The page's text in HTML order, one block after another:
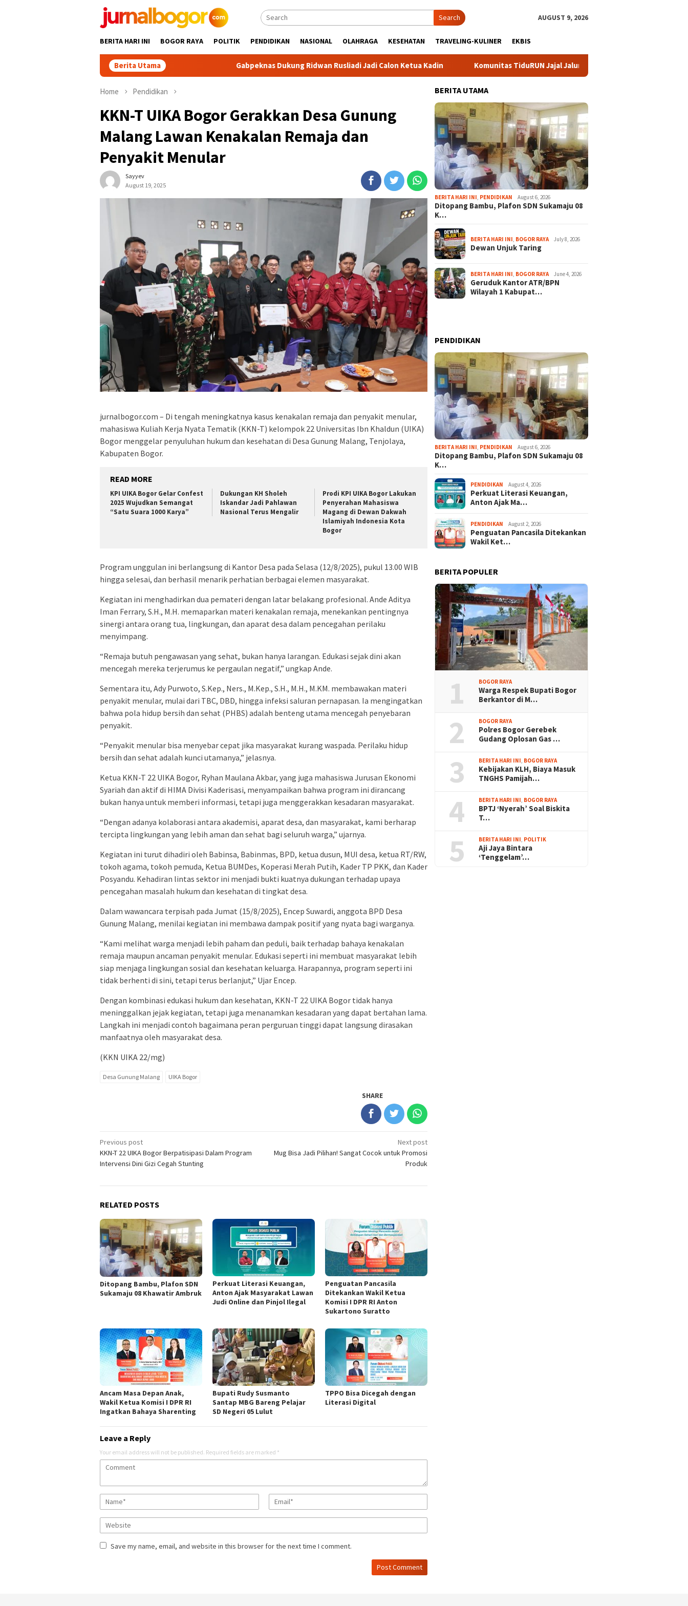
Search AUGUST 9, 2026
BERITA HARI INI BOGOR RAYA POLITIK PENDIDIKAN NASIONAL OLAHRAGA KESEHATAN TRAVELING-KULINER EKBIS
Berita Utama Gabpeknas Dukung Ridwan Rusliadi Jadi Calon Ketua Kadin Komunitas TiduRUN Jajal Jalur Baru Trekking dan Trail Run
Home Pendidikan
KKN-T UIKA Bogor Gerakkan Desa Gunung
Malang Lawan Kenakalan Remaja dan
Penyakit Menular
Sayyev
August 19, 2025
jurnalbogor.com – Di tengah meningkatnya kasus kenakalan remaja dan penyakit menular,
mahasiswa Kuliah Kerja Nyata Tematik (KKN-T) kelompok 22 Universitas Ibn Khaldun (UIKA)
Bogor menggelar penyuluhan hukum dan kesehatan di Desa Gunung Malang, Tenjolaya,
Kabupaten Bogor.
READ MORE
KPI UIKA Bogor Gelar Confest
2025 Wujudkan Semangat
“Satu Suara 1000 Karya”
Dukungan KH Sholeh
Iskandar Jadi Pahlawan
Nasional Terus Mengalir
Prodi KPI UIKA Bogor Lakukan
Penyerahan Mahasiswa
Magang di Dewan Dakwah
Islamiyah Indonesia Kota
Bogor
Program unggulan ini berlangsung di Kantor Desa pada Selasa (12/8/2025), pukul 13.00 WIB
hingga selesai, dan berhasil menarik perhatian berbagai elemen masyarakat.
Kegiatan ini menghadirkan dua pemateri dengan latar belakang profesional. Ande Aditya
Iman Ferrary, S.H., M.H. memaparkan materi kenakalan remaja, menekankan pentingnya
sinergi antara orang tua, lingkungan, dan aparat desa dalam pencegahan perilaku
menyimpang.
“Remaja butuh pengawasan yang sehat, bukan hanya larangan. Edukasi sejak dini akan
mencegah mereka terjerumus ke pergaulan negatif,” ungkap Ande.
Sementara itu, Ady Purwoto, S.Kep., Ners., M.Kep., S.H., M.H., M.KM. membawakan materi
penyakit menular, mulai dari TBC, DBD, hingga infeksi saluran pernapasan. Ia mengingatkan
bahwa pola hidup bersih dan sehat (PHBS) adalah benteng utama mencegah penyebaran
penyakit.
“Penyakit menular bisa menyebar cepat jika masyarakat kurang waspada. Perilaku hidup
bersih dan sehat adalah kunci utamanya,” jelasnya.
Ketua KKN-T 22 UIKA Bogor, Ryhan Maulana Akbar, yang juga mahasiswa Jurusan Ekonomi
Syariah dan aktif di HIMA Divisi Kaderisasi, menyampaikan bahwa program ini dirancang
bukan hanya untuk memberi informasi, tetapi juga menggerakkan kesadaran masyarakat.
“Dengan adanya kolaborasi antara akademisi, aparat desa, dan masyarakat, kami berharap
tercipta lingkungan yang lebih aman dan sehat bagi seluruh warga,” ujarnya.
Kegiatan ini turut dihadiri oleh Babinsa, Babinmas, BPD, ketua dusun, MUI desa, ketua RT/RW,
tokoh agama, tokoh pemuda, Ketua BUMDes, Koperasi Merah Putih, Kader TP PKK, dan Kader
Posyandu. Kehadiran lintas sektor ini menjadi bukti kuatnya dukungan terhadap upaya
pencegahan masalah hukum dan kesehatan di tingkat desa.
Dalam wawancara terpisah pada Jumat (15/8/2025), Encep Suwardi, anggota BPD Desa
Gunung Malang, menilai kegiatan ini membawa dampak positif yang nyata bagi warganya.
“Kami melihat warga menjadi lebih paham dan peduli, baik terhadap bahaya kenakalan
remaja maupun ancaman penyakit menular. Edukasi seperti ini membuat masyarakat lebih
siap menjaga lingkungan sosial dan kesehatan keluarga. Harapannya, program seperti ini
tidak berhenti di sini, tetapi terus berlanjut,” Ujar Encep.
Dengan kombinasi edukasi hukum dan kesehatan, KKN-T 22 UIKA Bogor tidak hanya
meninggalkan jejak kegiatan, tetapi juga menanamkan kesadaran yang dapat bertahan lama.
Langkah ini menjadi contoh bagaimana peran perguruan tinggi dapat langsung dirasakan
manfaatnya oleh masyarakat desa.
(KKN UIKA 22/mg)
Desa Gunung Malang UIKA Bogor
SHARE
Post
navigation
Previous post
KKN-T 22 UIKA Bogor Berpatisipasi Dalam Program
Intervensi Dini Gizi Cegah Stunting
Next post
Mug Bisa Jadi Pilihan! Sangat Cocok untuk Promosi
Produk
RELATED POSTS
Ditopang Bambu, Plafon SDN
Sukamaju 08 Khawatir Ambruk
Perkuat Literasi Keuangan,
Anton Ajak Masyarakat Lawan
Judi Online dan Pinjol Ilegal
Penguatan Pancasila
Ditekankan Wakil Ketua
Komisi I DPR RI Anton
Sukartono Suratto
Ancam Masa Depan Anak,
Wakil Ketua Komisi I DPR RI
Ingatkan Bahaya Sharenting
Bupati Rudy Susmanto
Santap MBG Bareng Pelajar
SD Negeri 05 Lulut
TPPO Bisa Dicegah dengan
Literasi Digital
Leave a Reply
Your email address will not be published. Required fields are marked *
Save my name, email, and website in this browser for the next time I comment.
BERITA UTAMA
BERITA HARI INI PENDIDIKAN August 6, 2026
Ditopang Bambu, Plafon SDN Sukamaju 08
K…
BERITA HARI INI BOGOR RAYA July 8, 2026
Dewan Unjuk Taring
BERITA HARI INI BOGOR RAYA June 4, 2026
Geruduk Kantor ATR/BPN
Wilayah 1 Kabupat…
PENDIDIKAN
BERITA HARI INI PENDIDIKAN August 6, 2026
Ditopang Bambu, Plafon SDN Sukamaju 08
K…
PENDIDIKAN August 4, 2026
Perkuat Literasi Keuangan,
Anton Ajak Ma…
PENDIDIKAN August 2, 2026
Penguatan Pancasila Ditekankan
Wakil Ket…
BERITA POPULER
1 BOGOR RAYA
Warga Respek Bupati Bogor
Berkantor di M…
2 BOGOR RAYA
Polres Bogor Gerebek
Gudang Oplosan Gas …
3 BERITA HARI INI, BOGOR RAYA
Kebijakan KLH, Biaya Masuk
TNGHS Pamijah…
4 BERITA HARI INI, BOGOR RAYA
BPTJ ‘Nyerah’ Soal Biskita
T…
5 BERITA HARI INI, POLITIK
Aji Jaya Bintara
‘Tenggelam’…